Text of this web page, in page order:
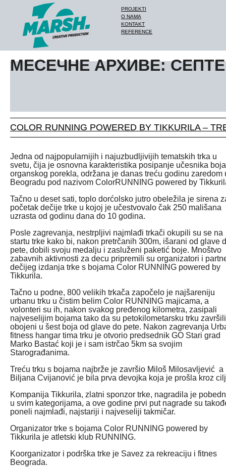
PROJEKTI
O NAMA
KONTAKT
REFERENCE
МЕСЕЧНЕ АРХИВЕ:
COLOR RUNNING POWERED BY TIKKURILA –
Jedna od najpopularnijih i najuzbudljivijih tematskih trka u
svetu, čija je osnovna karakteristika posipanje učesnika
organskog porekla, održana je danas treću godinu zaredom
Beogradu pod nazivom ColorRUNNING powered by
Tačno u deset sati, toplo dorćolsko jutro obeležila je sirena
početak dečije trke u kojoj je učestvovalo čak 250 mališana
uzrasta od godinu dana do 10 godina.
Posle zagrevanja, nestrpljivi najmlađi trkači okupili su se na
startu trke kako bi, nakon pretrčanih 300m, išarani od glave
pete, dobili svoju medalju i zasluženi paketić boje. Mnoštvo
zabavnih aktivnosti za decu pripremili su organizatori i
dečijeg izdanja trke s bojama Color RUNNING powered by
Tikkurila.
Tačno u podne, 800 velikih trkača započelo je najšareniju
urbanu trku u čistim belim Color RUNNING majicama, a
volonteri su ih, nakon svakog pređenog kilometra, zasipali
najveselijim bojama tako da su petokilometarsku trku završili
obojeni u šest boja od glave do pete. Nakon zagrevanja
fitness hangar tima trku je otvorio predsednik GO Stari grad
Marko Bastać koji je i sam istrčao 5km sa svojim
Starograđanima.
Treću trku s bojama najbrže je završio Miloš Milosavljević a
Biljana Cvijanović je bila prva devojka koja je prošla kroz
Kompanija Tikkurila, zlatni sponzor trke, nagradila je
u svim kategorijama, a ove godine prvi put nagrade su
poneli najmlađi, najstariji i najveseliji takmičar.
Organizator trke s bojama Color RUNNING powered by
Tikkurila je atletski klub RUNNING.
Koorganizator i podrška trke je Savez za rekreaciju i fitnes
Beograda.